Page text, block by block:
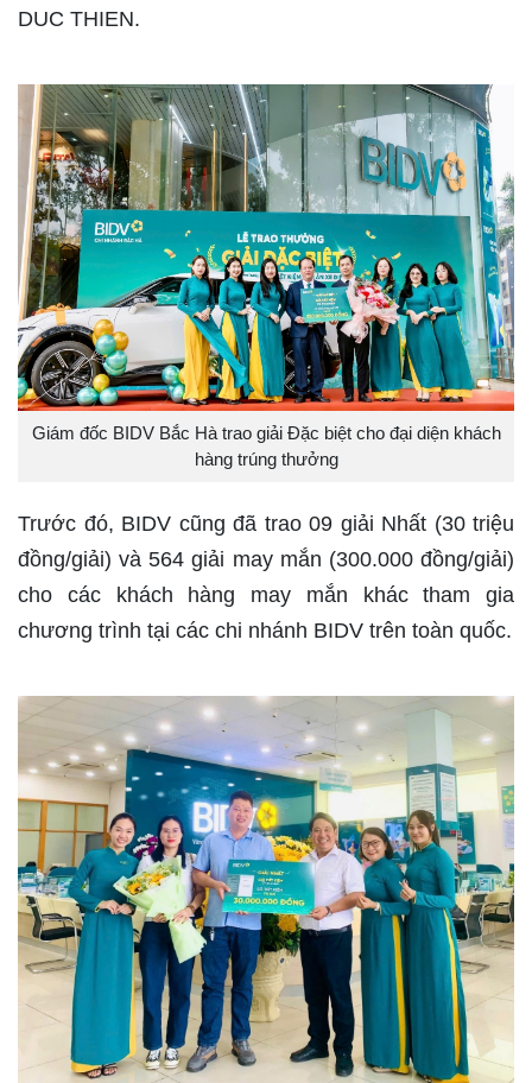
DUC THIEN.
Giám đốc BIDV Bắc Hà trao giải Đặc biệt cho đại diện khách
hàng trúng thưởng
Trước đó, BIDV cũng đã trao 09 giải Nhất (30 triệu
đồng/giải) và 564 giải may mắn (300.000 đồng/giải)
cho các khách hàng may mắn khác tham gia
chương trình tại các chi nhánh BIDV trên toàn quốc.